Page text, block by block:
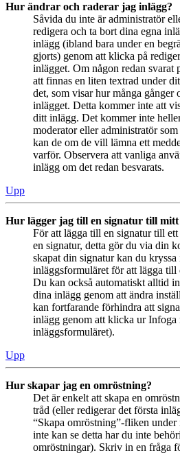
Hur ändrar och raderar jag inlägg?
Såvida du inte är administratör
redigera och ta bort dina egna
inlägg (ibland bara under en
gjorts) genom att klicka på
inlägget. Om någon redan svarat
att finnas en liten textrad under
det, som visar hur många gånger
inlägget. Detta kommer inte att
ditt inlägg. Det kommer inte
moderator eller administratör
kan de om de vill lämna ett
varför. Observera att vanliga
inlägg om det redan besvarats.
Upp
Hur lägger jag till en signatur till mitt
För att lägga till en signatur till
en signatur, detta gör du via din
skapat din signatur kan du
inläggsformuläret för att lägga
Du kan också automatiskt alltid
dina inlägg genom att ändra
kan fortfarande förhindra att
inlägg genom att klicka ur Infoga
inläggsformuläret).
Upp
Hur skapar jag en omröstning?
Det är enkelt att skapa en
tråd (eller redigerar det första
“Skapa omröstning”-fliken
inte kan se detta har du inte
omröstningar). Skriv in en fråga